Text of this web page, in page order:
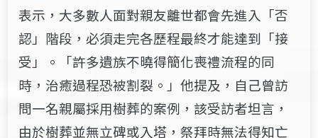
表示，大多數人面對親友離世都會先進入「否
認」階段，必須走完各歷程最終才能達到「接
受」。「許多遺族不曉得簡化喪禮流程的同
時，治癒過程恐被割裂。」他提及，自己曾訪
問一名親屬採用樹葬的案例，該受訪者坦言，
由於樹葬並無立碑或入塔，祭拜時無法得知亡